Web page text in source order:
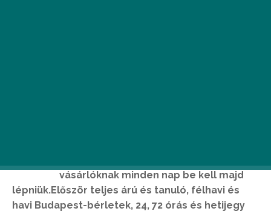
E
vásárlóknak minden nap be kell majd
lépniük.Először teljes árú és tanuló, félhavi és
havi Budapest-bérletek, 24, 72 órás és hetijegy